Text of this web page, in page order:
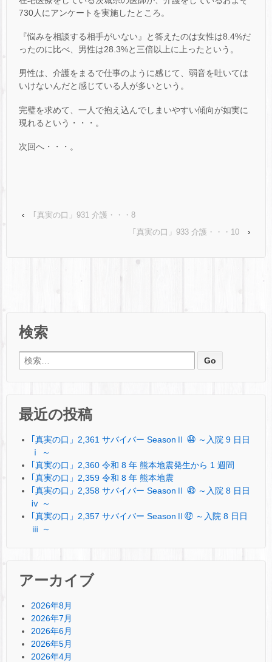
730人にアンケートを実施したところ。
『悩みを相談する相手がいない』と答えたのは女性は8.4%だ
ったのに比べ、男性は28.3%と三倍以上に上ったという。
男性は、介護をまるで仕事のように感じて、弱音を吐いては
いけないんだと感じている人が多いという。
完璧を求めて、一人で抱え込んでしまいやすい傾向が如実に
現れるという・・・。
次回へ・・・。
‹
｢真実の口」931 介護・・・8
｢真実の口」933 介護・・・10
›
検索
検索:
最近の投稿
｢真実の口」2,361 サバイバー SeasonⅡ ㊹ ～入院 9 日日
ⅰ ～
｢真実の口」2,360 令和 8 年 熊本地震発生から 1 週間
｢真実の口」2,359 令和 8 年 熊本地震
｢真実の口」2,358 サバイバー SeasonⅡ ㊸ ～入院 8 日日
ⅳ ～
｢真実の口」2,357 サバイバー SeasonⅡ㊷ ～入院 8 日日
ⅲ ～
アーカイブ
2026年8月
2026年7月
2026年6月
2026年5月
2026年4月